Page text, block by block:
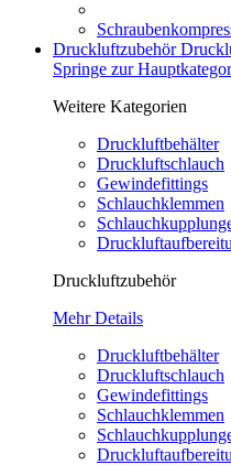
Druckluftzubehör
Springe zur
Weitere Kategorien
Druckluftbehälter
Druckluftschlauch
Gewindefittings
Schlauchklemmen
Druckluftzubehör
Mehr Details
Druckluftbehälter
Druckluftschlauch
Gewindefittings
Schlauchklemmen